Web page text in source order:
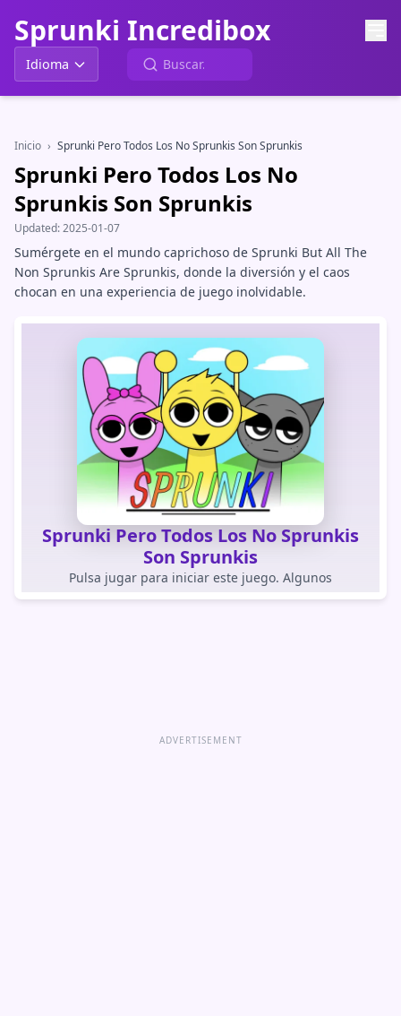
Sprunki Incredibox
Idioma
Inicio › Sprunki Pero Todos Los No Sprunkis Son Sprunkis
Sprunki Pero Todos Los No
Sprunkis Son Sprunkis
Updated:2025-01-07
Sumérgete en el mundo caprichoso de Sprunki But All The
Non Sprunkis Are Sprunkis, donde la diversión y el caos
chocan en una experiencia de juego inolvidable.
Sprunki Pero Todos Los No Sprunkis
Son Sprunkis
Pulsa jugar para iniciar este juego. Algunos
navegadores integrados bloquean los juegos
ADVERTISEMENT